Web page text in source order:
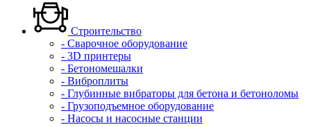
Строительство
- Сварочное оборудование
- 3D принтеры
- Бетономешалки
- Виброплиты
- Глубинные вибраторы для бетона и бетоноломы
- Грузоподъемное оборудование
- Насосы и насосные станции